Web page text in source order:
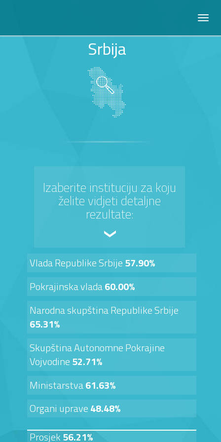
Srbija
Izaberite instituciju za koju
želite vidjeti detaljne
rezultate:
Vlada Republike Srbije57.90%
Pokrajinska vlada60.00%
Narodna skupština Republike Srbije
65.31%
Skupština Autonomne Pokrajine
Vojvodine52.71%
Ministarstva61.63%
Organi uprave48.48%
Prosjek56.21%